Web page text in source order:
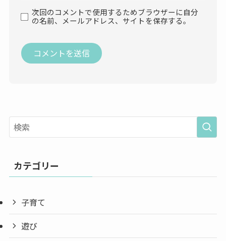
次回のコメントで使用するためブラウザーに自分
の名前、メールアドレス、サイトを保存する。
カテゴリー
子育て
遊び